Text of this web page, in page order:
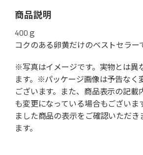
商品説明
400ｇ
コクのある卵黄だけのベストセラー
※写真はイメージです。実物とは異
ます。※パッケージ画像は予告なく
ございます。また、商品表示の記載
も変更になっている場合もございま
ました商品の表示をご確認いただき
ます。